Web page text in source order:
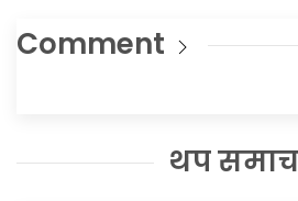
Comment
थप